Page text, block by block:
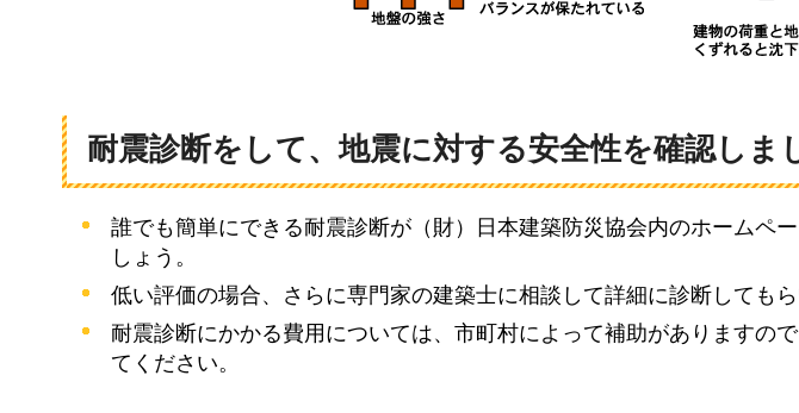
耐震診断をして、地震に対する安全性を確認しま
誰でも簡単にできる耐震診断が（財）日本建築防災協会内のホームペ
しょう。
低い評価の場合、さらに専門家の建築士に相談して詳細に診断してもら
耐震診断にかかる費用については、市町村によって補助がありますの
てください。